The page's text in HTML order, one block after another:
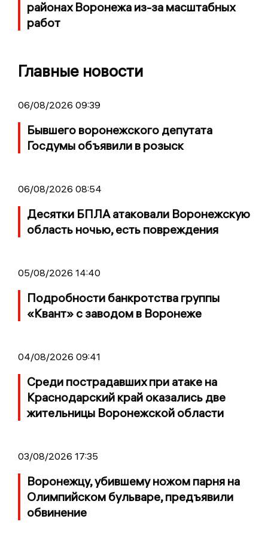
районах Воронежа из-за масштабных
работ
Главные новости
06/08/2026 09:39
Бывшего воронежского депутата
Госдумы объявили в розыск
06/08/2026 08:54
Десятки БПЛА атаковали Воронежскую
область ночью, есть повреждения
05/08/2026 14:40
Подробности банкротства группы
«Квант» с заводом в Воронеже
04/08/2026 09:41
Среди пострадавших при атаке на
Краснодарский край оказались две
жительницы Воронежской области
03/08/2026 17:35
Воронежцу, убившему ножом парня на
Олимпийском бульваре, предъявили
обвинение